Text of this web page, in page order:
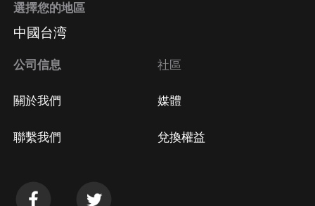
選擇您的地區
中國台湾
公司信息
關於我們
聯繫我們
社區
媒體
兌換權益